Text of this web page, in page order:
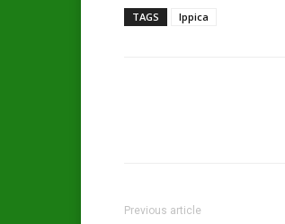
TAGS Ippica
Previous article